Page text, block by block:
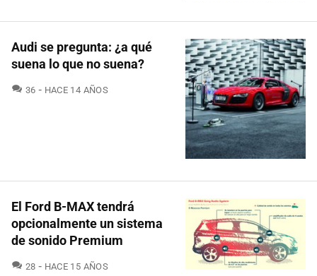
Audi se pregunta: ¿a qué
suena lo que no suena?
36 COMENTARIOS
HACE 14 AÑOS
El Ford B-MAX tendrá
opcionalmente un sistema
de sonido Premium
28 COMENTARIOS
HACE 15 AÑOS